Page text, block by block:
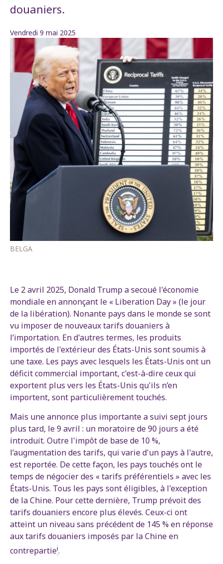
douaniers.
Vendredi 9 mai 2025
BELGA
Le 2 avril 2025, Donald Trump a secoué l'économie
mondiale en annonçant le « Liberation Day » (le jour
de la libération). Nonante pays dans le monde se sont
vu imposer de nouveaux tarifs douaniers à
l’importation. En d'autres termes, les produits
importés de l'extérieur des États-Unis sont soumis à
une taxe. Les pays avec lesquels les États-Unis ont un
déficit commercial important, c'est-à-dire ceux qui
exportent plus vers les États-Unis qu'ils n’en
importent, sont particulièrement touchés.
Mais une annonce plus importante a suivi sept jours
plus tard, le 9 avril : un moratoire de 90 jours a été
introduit. Outre l'impôt de base de 10 %,
l’augmentation des tarifs, qui varie d'un pays à l'autre,
est reportée. De cette façon, les pays touchés ont le
temps de négocier des « tarifs préférentiels » avec les
États-Unis. Tous les pays sont éligibles, à l'exception
de la Chine. Pour cette dernière, Trump prévoit des
tarifs douaniers encore plus élevés. Ceux-ci ont
atteint un niveau sans précédent de 145 % en réponse
aux tarifs douaniers imposés par la Chine en
contrepartiei.